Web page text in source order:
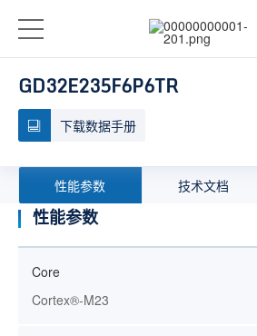
GD32E235F6P6TR
下载数据手册
性能参数 技术文档
性能参数
Core
Cortex®-M23